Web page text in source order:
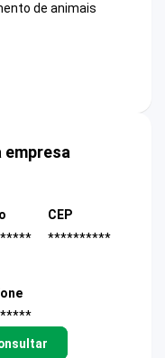
de animais
CEP
**********